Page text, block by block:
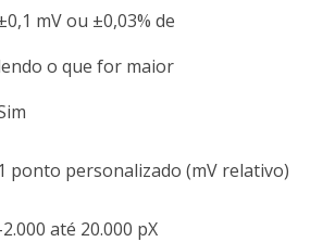
mV ou ±0,03% de
o que for maior
1 ponto personalizado (mV relativo)
até 20.000 pX